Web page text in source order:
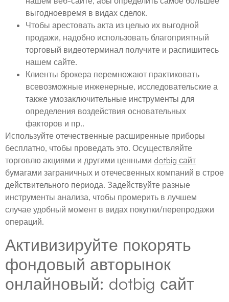
выгодноевремя в видах сделок.
Чтобы арестовать акта из целью их выгодной
продажи, надобно использовать благоприятный
торговый видеотерминал получите и распишитесь
нашем сайте.
Клиенты брокера перемножают практиковать
всевозможные инженерные, исследовательские а
также умозаключительные инструменты для
определения воздействия основательных
факторов и пр..
Используйте отечественные расширенные приборы
бесплатно, чтобы проведать это. Осуществляйте
торговлю акциями и другими ценными dotbig сайт
бумагами заграничных и отечесвенных компаний в строе
действительного периода. Задействуйте разные
инструменты анализа, чтобы промерить в лучшем
случае удобный момент в видах покупки/перепродажи
операций.
Активизируйте покорять
фондовый авторынок
онлайновый: dotbig сайт